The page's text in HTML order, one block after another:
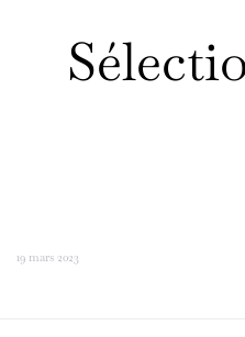
19 mars 2023